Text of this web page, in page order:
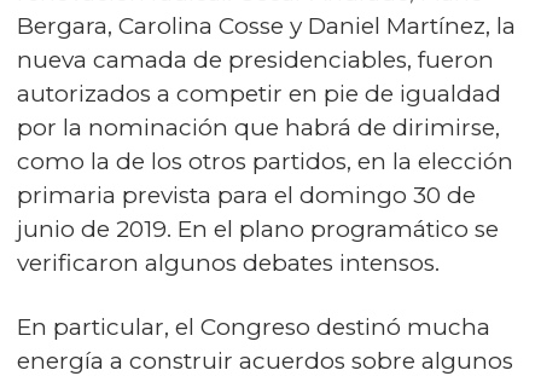
Bergara, Carolina Cosse y Daniel Martínez, la
nueva camada de presidenciables, fueron
autorizados a competir en pie de igualdad
por la nominación que habrá de dirimirse,
como la de los otros partidos, en la elección
primaria prevista para el domingo 30 de
junio de 2019. En el plano programático se
verificaron algunos debates intensos.
En particular, el Congreso destinó mucha
energía a construir acuerdos sobre algunos